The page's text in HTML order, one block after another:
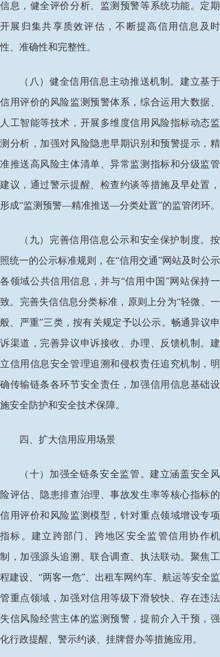
信息，健全评价分析、监测预警等系统功能。定期
开展归集共享质效评估，不断提高信用信息及时
性、准确性和完整性。
（八）健全信用信息主动推送机制。建立基于
信用评价的风险监测预警体系，综合运用大数据、
人工智能等技术，开展多维度信用风险指标动态监
测分析，加强对风险隐患早期识别和预警提示，精
准推送高风险主体清单、异常监测指标和分级监管
建议，通过警示提醒、检查约谈等措施及早处置，
形成“监测预警—精准推送—分类处置”的监管闭环。
（九）完善信用信息公示和安全保护制度。按
照统一的公示标准规则，在“信用交通”网站及时公示
各领域公共信用信息，并与“信用中国”网站保持一
致。完善失信信息分类标准，原则上分为“轻微、一
般、严重”三类，按有关规定予以公示。畅通异议申
诉渠道，完善异议申诉接收、办理、反馈机制。建
立信用信息安全管理追溯和侵权责任追究机制，明
确传输链条各环节安全责任，加强信用信息基础设
施安全防护和安全技术保障。
四、扩大信用应用场景
（十）加强全链条安全监管。建立涵盖安全风
险评估、隐患排查治理、事故发生率等核心指标的
信用评价和风险监测模型，针对重点领域增设专项
指标。建立跨部门、跨地区安全监管信用协作机
制，加强源头追溯、联合调查、执法联动。聚焦工
程建设、 “两客一危”、出租车网约车、航运等安全监
管重点领域，加强对信用等级下滑较快、存在违法
失信风险经营主体的监测预警，提前介入干预，强
化行政提醒、警示约谈、挂牌督办等措施应用。